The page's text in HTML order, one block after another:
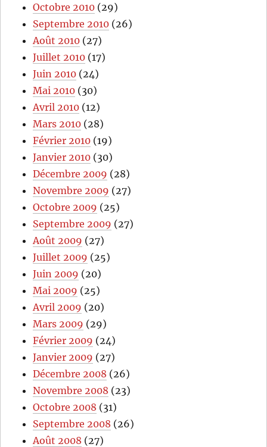
Octobre 2010 (29)
Septembre 2010 (26)
Août 2010 (27)
Juillet 2010 (17)
Juin 2010 (24)
Mai 2010 (30)
Avril 2010 (12)
Mars 2010 (28)
Février 2010 (19)
Janvier 2010 (30)
Décembre 2009 (28)
Novembre 2009 (27)
Octobre 2009 (25)
Septembre 2009 (27)
Août 2009 (27)
Juillet 2009 (25)
Juin 2009 (20)
Mai 2009 (25)
Avril 2009 (20)
Mars 2009 (29)
Février 2009 (24)
Janvier 2009 (27)
Décembre 2008 (26)
Novembre 2008 (23)
Octobre 2008 (31)
Septembre 2008 (26)
Août 2008 (27)